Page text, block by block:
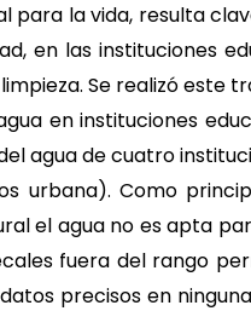
para la vida, resulta
en las instituciones
Se realizó este
en instituciones
agua de cuatro
urbana). Como
el agua no es apta
fuera del rango
precisos en